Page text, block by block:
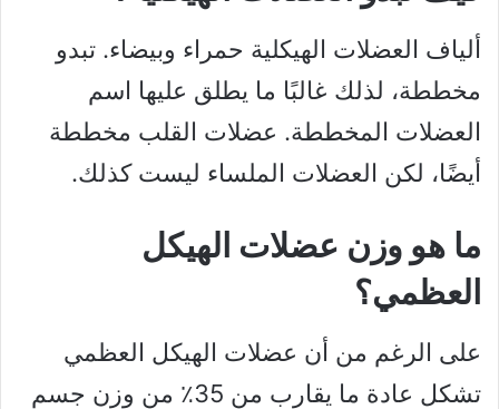
ألياف العضلات الهيكلية حمراء وبيضاء. تبدو
مخططة، لذلك غالبًا ما يطلق عليها اسم
العضلات المخططة. عضلات القلب مخططة
أيضًا، لكن العضلات الملساء ليست كذلك.
ما هو وزن عضلات الهيكل
العظمي؟
على الرغم من أن عضلات الهيكل العظمي
تشكل عادة ما يقارب من 35٪ من وزن جسم